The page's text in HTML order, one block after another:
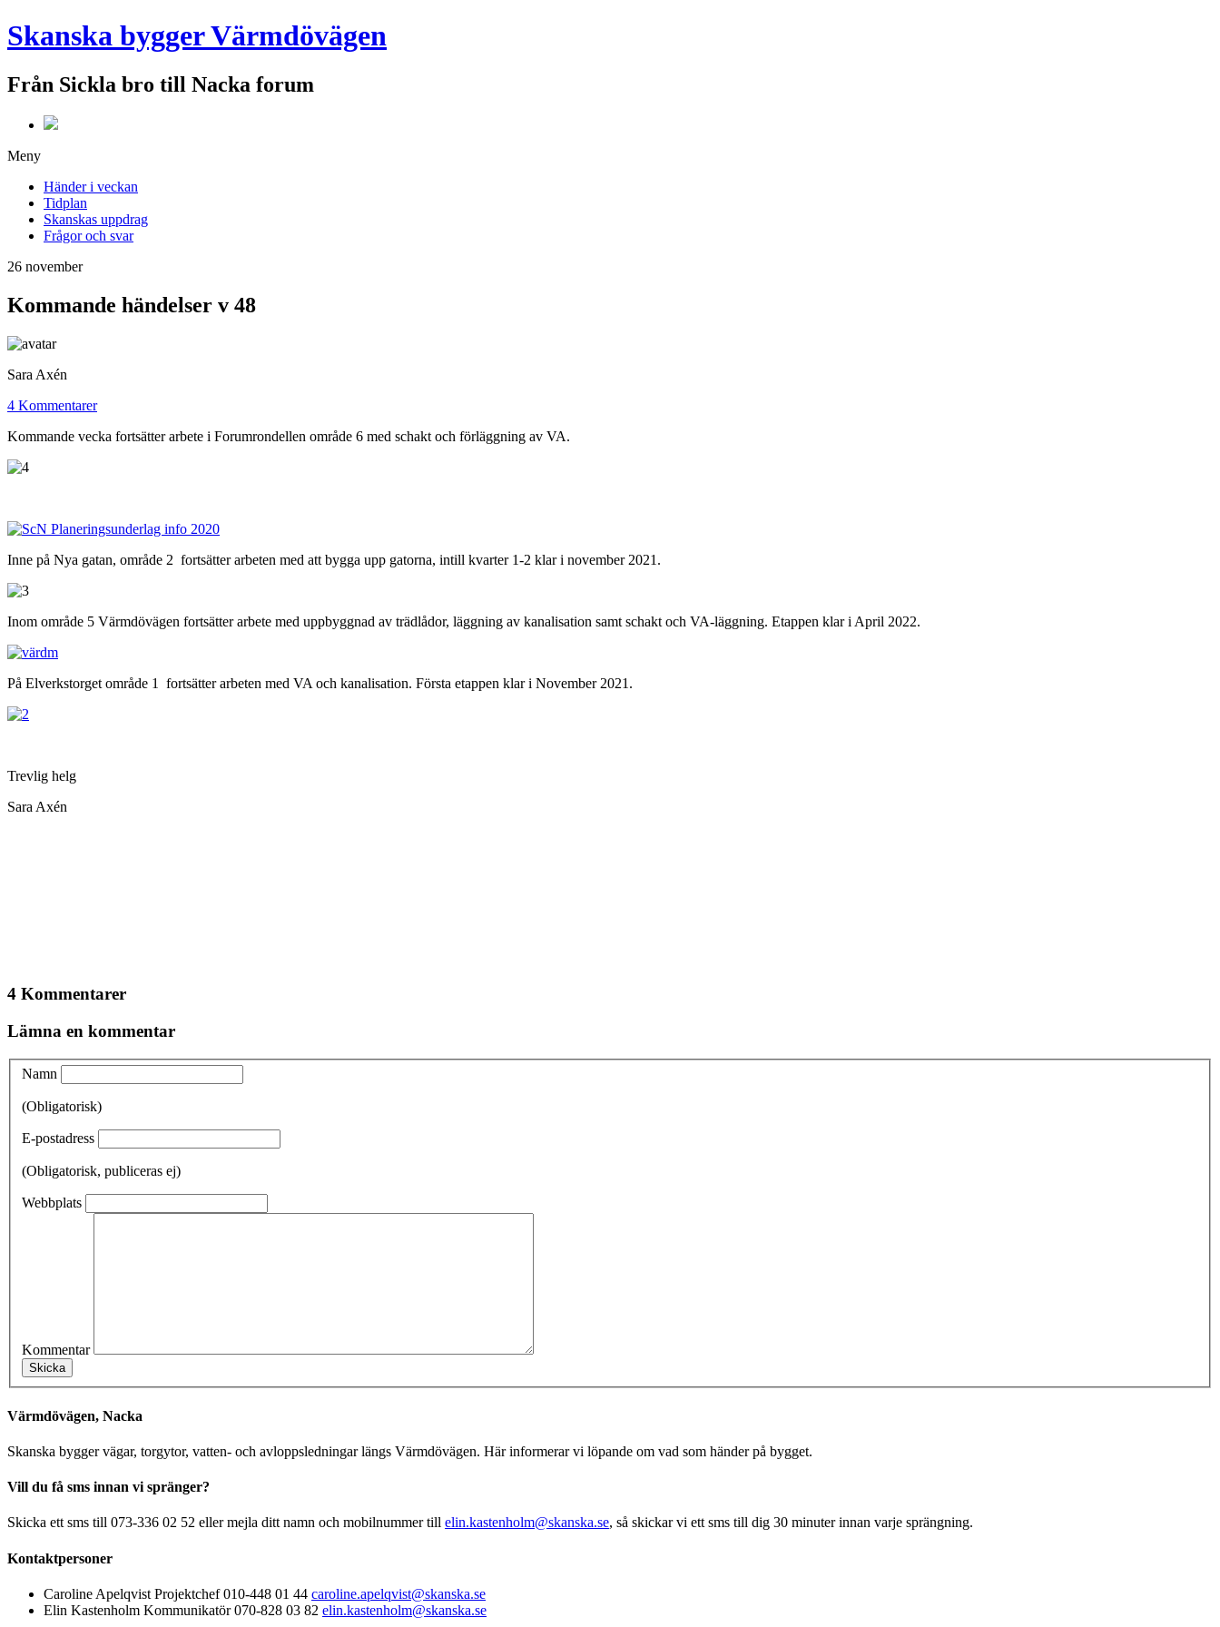
Skanska bygger Värmdövägen
Från Sickla bro till Nacka forum
Meny
Händer i veckan
Tidplan
Skanskas uppdrag
Frågor och svar
26 november
Kommande händelser v 48
Sara Axén
4 Kommentarer
Kommande vecka fortsätter arbete i Forumrondellen område 6 med schakt och förläggning av VA.
Inne på Nya gatan, område 2 fortsätter arbeten med att bygga upp gatorna, intill kvarter 1-2 klar i november 2021.
Inom område 5 Värmdövägen fortsätter arbete med uppbyggnad av trädlådor, läggning av kanalisation samt schakt och VA-läggning. Etappen klar i April 2022.
På Elverkstorget område 1 fortsätter arbeten med VA och kanalisation. Första etappen klar i November 2021.
Trevlig helg
Sara Axén
4 Kommentarer
Lämna en kommentar
Namn
(Obligatorisk)
E-postadress
(Obligatorisk, publiceras ej)
Webbplats
Kommentar
Värmdövägen, Nacka
Skanska bygger vägar, torgytor, vatten- och avloppsledningar längs Värmdövägen. Här informerar vi löpande om vad som händer på bygget.
Vill du få sms innan vi spränger?
Skicka ett sms till 073-336 02 52 eller mejla ditt namn och mobilnummer till elin.kastenholm@skanska.se, så skickar vi ett sms till dig 30 minuter innan varje sprängning.
Kontaktpersoner
Caroline Apelqvist Projektchef 010-448 01 44 caroline.apelqvist@skanska.se
Elin Kastenholm Kommunikatör 070-828 03 82 elin.kastenholm@skanska.se